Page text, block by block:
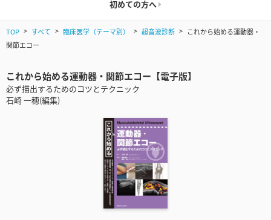
初めての方へ
TOP すべて 臨床医学（テーマ別） 超音波診断
これから始める運動器・
関節エコー
これから始める運動器・関節エコー【電子版】
必ず描出するためのコツとテクニック
石崎 一穂(編集)